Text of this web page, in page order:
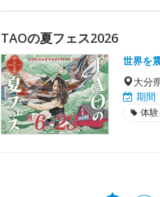
TAOの夏フェス2026
世界を
大分
期間
体